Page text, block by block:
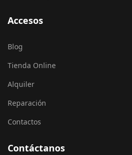
Accesos
Blog
Tienda Online
Alquiler
Reparación
Contactos
Contáctanos